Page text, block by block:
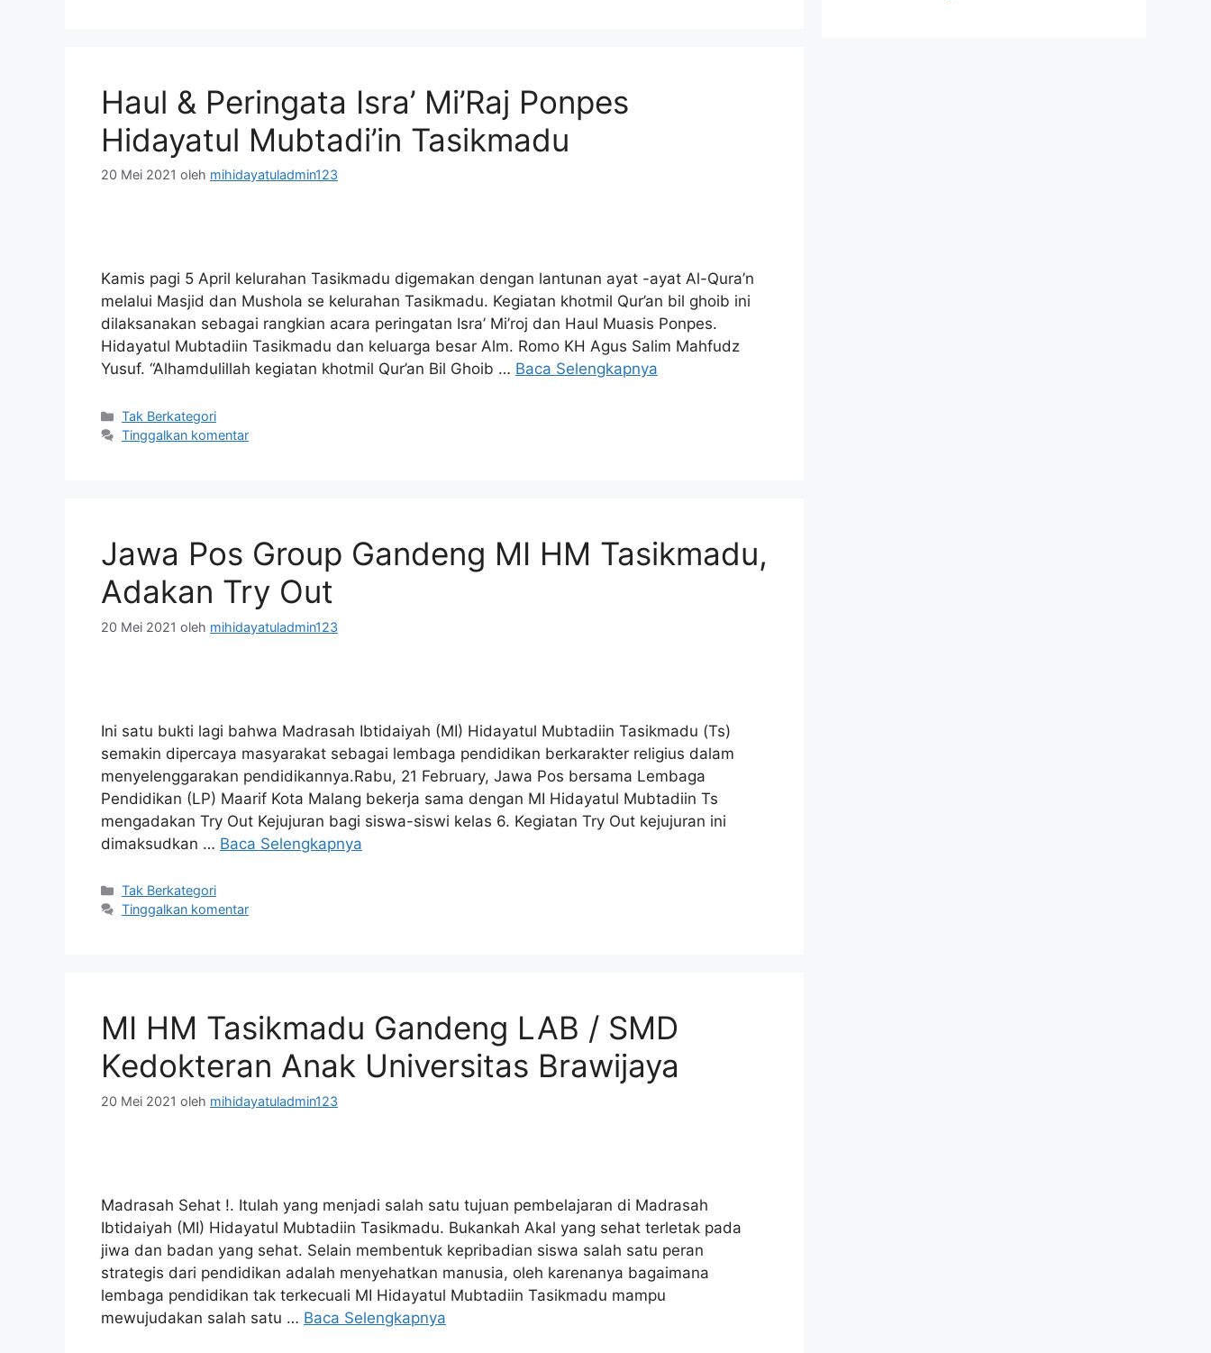
Haul & Peringata Isra’ Mi’Raj Ponpes
Hidayatul Mubtadi’in Tasikmadu
20 Mei 2021 oleh mihidayatuladmin123
Kamis pagi 5 April kelurahan Tasikmadu digemakan dengan lantunan ayat -ayat Al-Qura’n
melalui Masjid dan Mushola se kelurahan Tasikmadu. Kegiatan khotmil Qur’an bil ghoib ini
dilaksanakan sebagai rangkian acara peringatan Isra’ Mi’roj dan Haul Muasis Ponpes.
Hidayatul Mubtadiin Tasikmadu dan keluarga besar Alm. Romo KH Agus Salim Mahfudz
Yusuf. “Alhamdulillah kegiatan khotmil Qur’an Bil Ghoib … Baca Selengkapnya
Tak Berkategori
Tinggalkan komentar
Jawa Pos Group Gandeng MI HM Tasikmadu,
Adakan Try Out
20 Mei 2021 oleh mihidayatuladmin123
Ini satu bukti lagi bahwa Madrasah Ibtidaiyah (MI) Hidayatul Mubtadiin Tasikmadu (Ts)
semakin dipercaya masyarakat sebagai lembaga pendidikan berkarakter religius dalam
menyelenggarakan pendidikannya.Rabu, 21 February, Jawa Pos bersama Lembaga
Pendidikan (LP) Maarif Kota Malang bekerja sama dengan MI Hidayatul Mubtadiin Ts
mengadakan Try Out Kejujuran bagi siswa-siswi kelas 6. Kegiatan Try Out kejujuran ini
dimaksudkan … Baca Selengkapnya
Tak Berkategori
Tinggalkan komentar
MI HM Tasikmadu Gandeng LAB / SMD
Kedokteran Anak Universitas Brawijaya
20 Mei 2021 oleh mihidayatuladmin123
Madrasah Sehat !. Itulah yang menjadi salah satu tujuan pembelajaran di Madrasah
Ibtidaiyah (MI) Hidayatul Mubtadiin Tasikmadu. Bukankah Akal yang sehat terletak pada
jiwa dan badan yang sehat. Selain membentuk kepribadian siswa salah satu peran
strategis dari pendidikan adalah menyehatkan manusia, oleh karenanya bagaimana
lembaga pendidikan tak terkecuali MI Hidayatul Mubtadiin Tasikmadu mampu
mewujudakan salah satu … Baca Selengkapnya